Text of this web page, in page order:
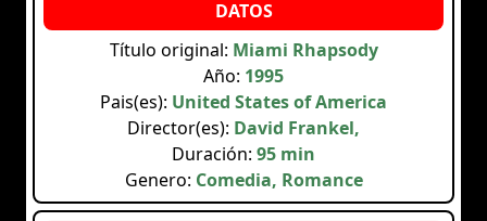
Título original: Miami Rhapsody
Año: 1995
Pais(es): United States of America
Director(es): David Frankel,
Duración: 95 min
Genero: Comedia, Romance